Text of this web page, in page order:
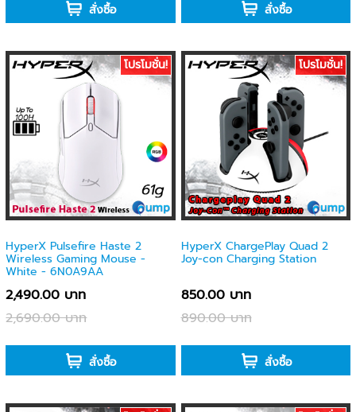
สั่งซื้อ สั่งซื้อ
โปรโมชั่น!
HyperX Pulsefire Haste 2
Wireless Gaming Mouse -
White - 6N0A9AA
2,490.00 บาท
2,690.00 บาท
สั่งซื้อ
โปรโมชั่น!
HyperX ChargePlay Quad 2
Joy-con Charging Station
850.00 บาท
890.00 บาท
สั่งซื้อ